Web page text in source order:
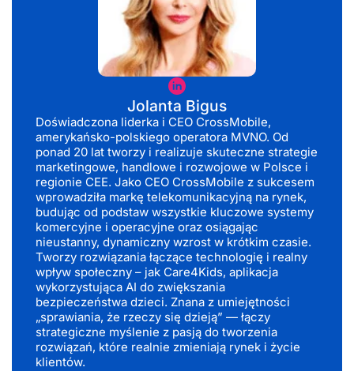
Jolanta
Bigus
Jolanta Bigus
Doświadczona liderka i CEO CrossMobile,
amerykańsko-polskiego operatora MVNO. Od
ponad 20 lat tworzy i realizuje skuteczne strategie
marketingowe, handlowe i rozwojowe w Polsce i
regionie CEE. Jako CEO CrossMobile z sukcesem
wprowadziła markę telekomunikacyjną na rynek,
budując od podstaw wszystkie kluczowe systemy
komercyjne i operacyjne oraz osiągając
nieustanny, dynamiczny wzrost w krótkim czasie.
Tworzy rozwiązania łączące technologię i realny
wpływ społeczny – jak Care4Kids, aplikacja
wykorzystująca AI do zwiększania
bezpieczeństwa dzieci. Znana z umiejętności
„sprawiania, że rzeczy się dzieją” — łączy
strategiczne myślenie z pasją do tworzenia
rozwiązań, które realnie zmieniają rynek i życie
klientów.